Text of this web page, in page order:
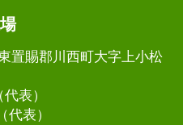
置賜郡川西町大字上小松
表）
代表）